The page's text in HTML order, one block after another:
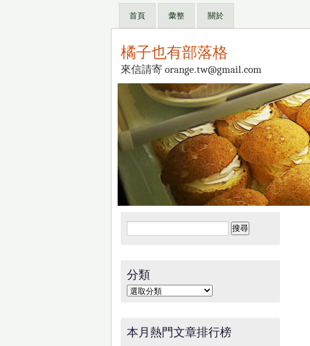
首頁 彙整 關於
橘子也有部落格
來信請寄 orange.tw@gmail.com
搜
尋
字:
分類
分
本月熱門文章排行榜